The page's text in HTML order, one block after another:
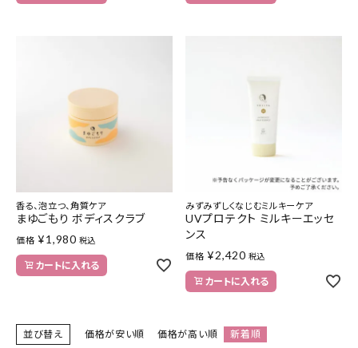
香る、泡立つ、角質ケア
まゆごもり ボディスクラブ
価格 ¥1,980 税込
カートに入れる
みずみずしくなじむミルキーケア
UVプロテクト ミルキーエッセ
ンス
価格 ¥2,420 税込
カートに入れる
並び替え 価格が安い順 価格が高い順 新着順